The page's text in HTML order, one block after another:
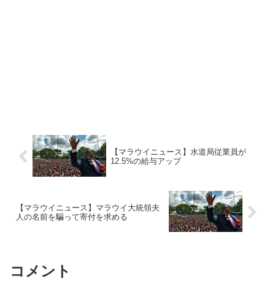
【マラウイニュース】水道局従業員が
12.5%の給与アップ
【マラウイニュース】マラウイ大統領夫
人の名前を騙って寄付を求める
コメント